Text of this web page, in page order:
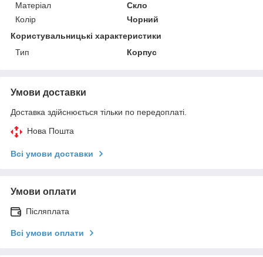
Матеріал
Скло
Колір
Чорний
Користувальницькі характеристики
Тип
Корпус
Умови доставки
Доставка здійснюється тільки по передоплаті.
Нова Пошта
Всі умови доставки
Умови оплати
Післяплата
Всі умови оплати